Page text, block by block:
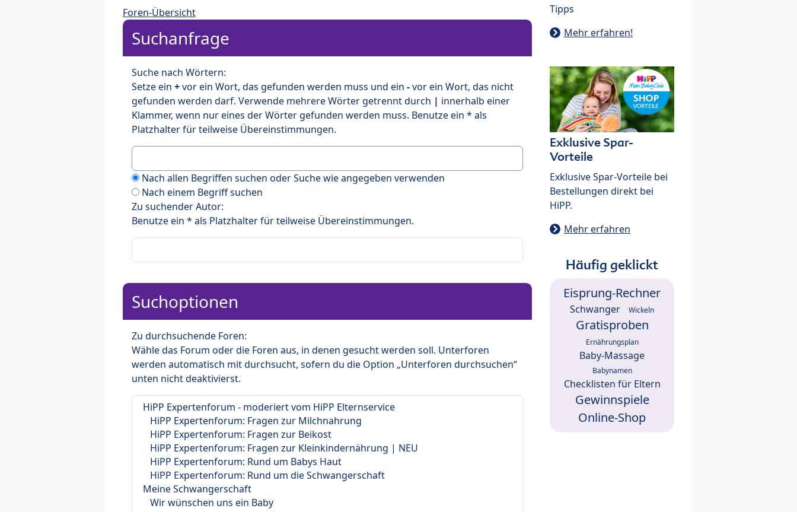
Foren-Übersicht
Suchanfrage
Suche nach Wörtern:
Setze ein +vor ein Wort, das gefunden werden muss und ein -vor ein Wort, das nicht
gefunden werden darf. Verwende mehrere Wörter getrennt durch | innerhalb einer
Klammer, wenn nur eines der Wörter gefunden werden muss. Benutze ein * als
Platzhalter für teilweise Übereinstimmungen.
Nach allen Begriffen suchen oder Suche wie angegeben verwenden
Nach einem Begriff suchen
Zu suchender Autor:
Benutze ein * als Platzhalter für teilweise Übereinstimmungen.
Suchoptionen
Zu durchsuchende Foren:
Wähle das Forum oder die Foren aus, in denen gesucht werden soll. Unterforen
werden automatisch mit durchsucht, sofern du die Option „Unterforen durchsuchen“
unten nicht deaktivierst.
Tipps
Mehr erfahren!
Exklusive Spar-
Vorteile
Exklusive Spar-Vorteile bei
Bestellungen direkt bei
HiPP.
Mehr erfahren
Häufig geklickt
Eisprung-Rechner
Schwanger Wickeln
Gratisproben
Ernährungsplan
Baby-Massage
Babynamen
Checklisten für Eltern
Gewinnspiele
Online-Shop